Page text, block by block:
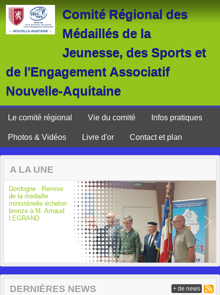
Comité Régional des
Médaillés de la
Jeunesse, des Sports et
de l'Engagement Associatif
Nouvelle-Aquitaine
Le comité régional Vie du comité Infos pratiques
Photos & Vidéos Livre d'or Contact et plan
A LA UNE
Dordogne : Remise
de la médaille
ministérielle échelon
bronze à M. Arnaud
LEGRAND
Next
DERNIÈRES NEWS + de news
Panneau de gestion des cookies